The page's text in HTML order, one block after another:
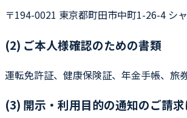
〒194-0021 東京都町田市中町1-26-4 シ
(2) ご本人様確認のための書類
運転免許証、健康保険証、年金手帳、旅
(3) 開示・利用目的の通知のご請